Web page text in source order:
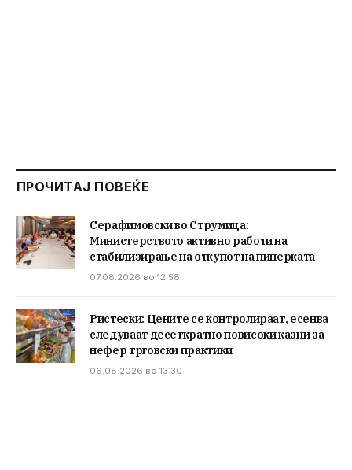
ПРОЧИТАЈ ПОВЕЌЕ
Серафимовски во Струмица:
Министерството активно работи на
стабилизирање на откупот на пиперката
07.08.2026 во 12:58
Ристески: Цените се контролираат, есенва
следуваат десеткратно повисоки казни за
нефер трговски практики
06.08.2026 во 13:30